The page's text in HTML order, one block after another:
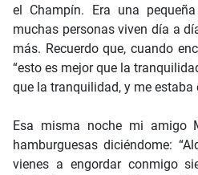
el Champín. Era una
muchas personas viven día a
más. Recuerdo que, cuando
“esto es mejor que la
que la tranquilidad, y me estaba
Esa misma noche mi amigo
hamburguesas diciéndome:
vienes a engordar conmigo